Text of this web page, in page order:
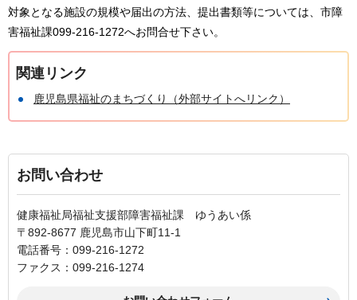
対象となる施設の規模や届出の方法、提出書類等については、市障
害福祉課099-216-1272へお問合せ下さい。
関連リンク
鹿児島県福祉のまちづくり（外部サイトへリンク）
お問い合わせ
健康福祉局福祉支援部障害福祉課 ゆうあい係
〒892-8677 鹿児島市山下町11-1
電話番号：099-216-1272
ファクス：099-216-1274